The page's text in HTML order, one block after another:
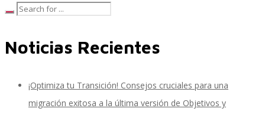
Data Sync Manager Suite
Resumen
Noticias Recientes
¡Optimiza tu Transición! Consejos cruciales para una
migración exitosa a la última versión de Objetivos y